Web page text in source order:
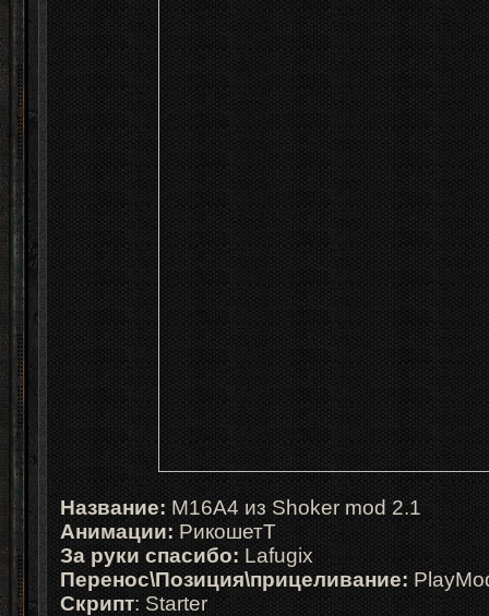
Название: M16A4 из Shoker mod 2.1
Анимации: РикошетТ
За руки спасибо: Lafugix
Перенос\Позиция\прицеливание:
Скрипт: Starter